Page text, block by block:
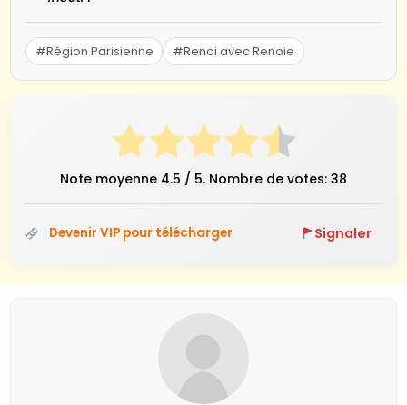
#Région Parisienne #Renoi avec Renoie
Note moyenne 4.5 / 5. Nombre de votes: 38
Devenir VIP pour télécharger Signaler